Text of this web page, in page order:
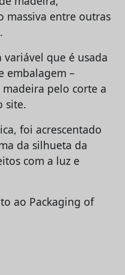
massiva entre outras
variável que é usada
embalagem –
pelo corte a
site.
foi acrescentado
da silhueta da
com a luz e